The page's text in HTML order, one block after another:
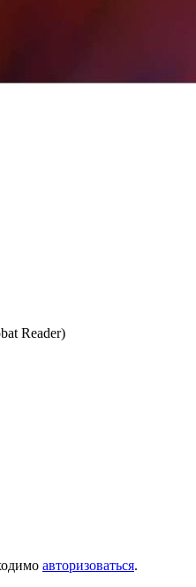
Reader)
авторизоваться.